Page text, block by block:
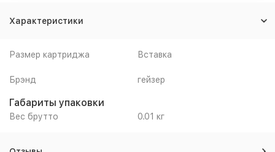
Характеристики
Размер картриджа Вставка
Брэнд гейзер
Габариты упаковки
Вес брутто 0.01 кг